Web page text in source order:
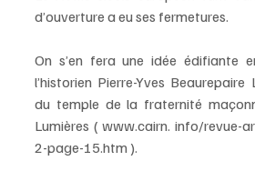
d’ouverture a eu ses fermetures.
On s’en fera une idée édifiante
l’historien Pierre-Yves Beaurepaire
du temple de la fraternité
Lumières ( www.cairn. info/revue-
2-page-15.htm ).